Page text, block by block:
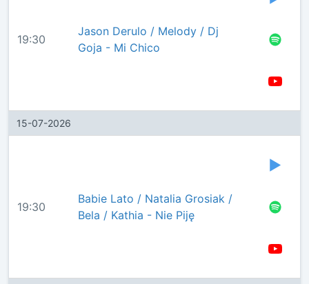
19:30
Jason Derulo / Melody / Dj
Goja - Mi Chico
15-07-2026
19:30
Babie Lato / Natalia Grosiak /
Bela / Kathia - Nie Piję